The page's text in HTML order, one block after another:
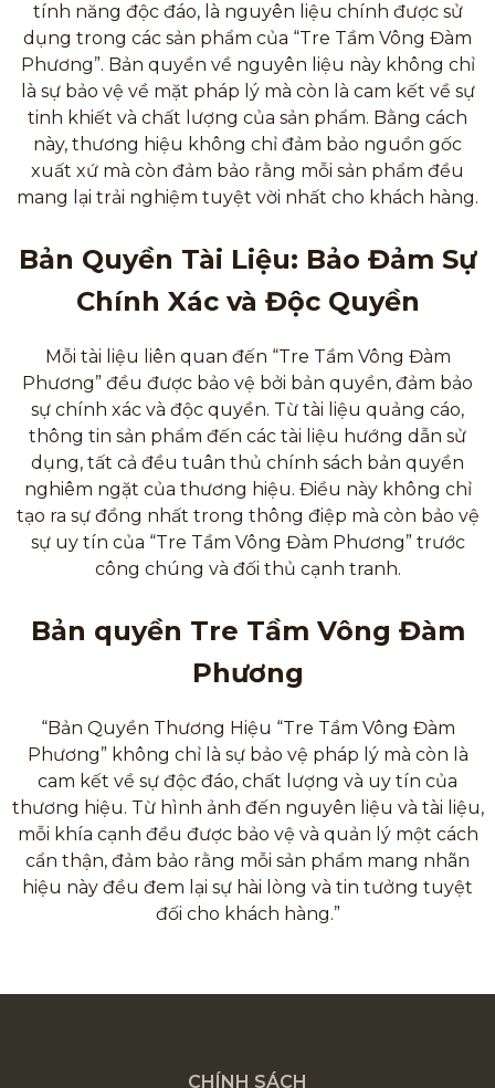
tính năng độc đáo, là nguyên liệu chính được sử
dụng trong các sản phẩm của “Tre Tầm Vông Đàm
Phương”. Bản quyền về nguyên liệu này không chỉ
là sự bảo vệ về mặt pháp lý mà còn là cam kết về sự
tinh khiết và chất lượng của sản phẩm. Bằng cách
này, thương hiệu không chỉ đảm bảo nguồn gốc
xuất xứ mà còn đảm bảo rằng mỗi sản phẩm đều
mang lại trải nghiệm tuyệt vời nhất cho khách hàng.
Bản Quyền Tài Liệu: Bảo Đảm Sự
Chính Xác và Độc Quyền
Mỗi tài liệu liên quan đến “Tre Tầm Vông Đàm
Phương” đều được bảo vệ bởi bản quyền, đảm bảo
sự chính xác và độc quyền. Từ tài liệu quảng cáo,
thông tin sản phẩm đến các tài liệu hướng dẫn sử
dụng, tất cả đều tuân thủ chính sách bản quyền
nghiêm ngặt của thương hiệu. Điều này không chỉ
tạo ra sự đồng nhất trong thông điệp mà còn bảo vệ
sự uy tín của “Tre Tầm Vông Đàm Phương” trước
công chúng và đối thủ cạnh tranh.
Bản quyền Tre Tầm Vông Đàm
Phương
“Bản Quyền Thương Hiệu “Tre Tầm Vông Đàm
Phương” không chỉ là sự bảo vệ pháp lý mà còn là
cam kết về sự độc đáo, chất lượng và uy tín của
thương hiệu. Từ hình ảnh đến nguyên liệu và tài liệu,
mỗi khía cạnh đều được bảo vệ và quản lý một cách
cẩn thận, đảm bảo rằng mỗi sản phẩm mang nhãn
hiệu này đều đem lại sự hài lòng và tin tưởng tuyệt
đối cho khách hàng.”
CHÍNH SÁCH